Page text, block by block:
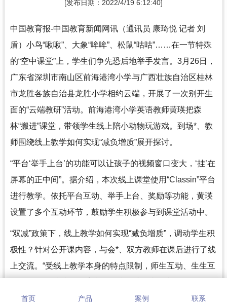
[发布日期：2022/4/19 6:12:40]
中国教育报-中国教育新闻网讯（通讯员 康琦悦 记者 刘
盾）小鸟“啾啾”、大象“哞哞”、松鼠“咕咕”……在一节特殊
的“空中课堂”上，学生们争先恐后地举手发言。3月26日，
广东省深圳市南山区前海港湾小学与广西壮族自治区桂林
市龙胜各族自治县龙胜小学相约云端，开展了一次别开生
面的“云端教研”活动。前海港湾小学英语教师黄瑛把森
林“搬进”课堂，带领学生线上陪小动物玩游戏。到场*、教
师围绕线上教学如何实现“减负增质”展开探讨。
“平台‘举手上台’的功能可以让孩子的视频窗口变大，‘挂’在
屏幕的正中间”。据介绍，本次线上课堂使用“Classin”平台
进行教学。依托平台互动、举手上台、奖励等功能，黄瑛
设置了多个互动环节，鼓励学生积极参与到课堂活动中。
“双减”政策下，线上教学如何实现“减负增质”，调动学生积
极性？针对公开课内容，与会*、双方教师在课后进行了线
上交流。“受线上教学本身的特点限制，师生互动、生生互
黄瑛的课堂利用好平台功能，突破了互动的困难，课程的
首页 产品 案例 联系